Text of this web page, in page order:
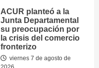
ACUR planteó a la
Junta Departamental
su preocupación por
la crisis del comercio
fronterizo
viernes 7 de agosto de